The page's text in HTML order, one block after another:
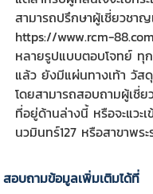
สามารถปรึกษาผู้เชี่ยวชา
https://www.rcm-
หลายรูปแบบตอบโจทย์ ทุ
แล้ว ยังมีแผ่นทางเท้า วั
โดยสามารถสอบถามผู้เชี่
ที่อยู่ด้านล่างนี้ หรือจะแวะ
นวมินทร์127 หรือสาขาพระ
สอบถามข้อมูลเพิ่มเติมได้ที่